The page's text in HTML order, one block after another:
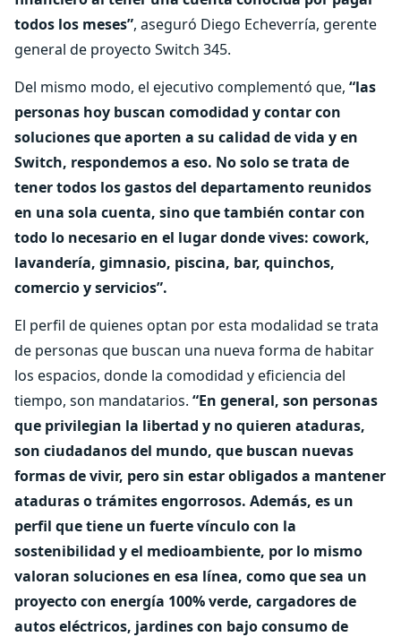
todos los meses”, aseguró Diego Echeverría, gerente
general de proyecto Switch 345.
Del mismo modo, el ejecutivo complementó que, “las
personas hoy buscan comodidad y contar con
soluciones que aporten a su calidad de vida y en
Switch, respondemos a eso. No solo se trata de
tener todos los gastos del departamento reunidos
en una sola cuenta, sino que también contar con
todo lo necesario en el lugar donde vives: cowork,
lavandería, gimnasio, piscina, bar, quinchos,
comercio y servicios”.
El perfil de quienes optan por esta modalidad se trata
de personas que buscan una nueva forma de habitar
los espacios, donde la comodidad y eficiencia del
tiempo, son mandatarios. “En general, son personas
que privilegian la libertad y no quieren ataduras,
son ciudadanos del mundo, que buscan nuevas
formas de vivir, pero sin estar obligados a mantener
ataduras o trámites engorrosos. Además, es un
perfil que tiene un fuerte vínculo con la
sostenibilidad y el medioambiente, por lo mismo
valoran soluciones en esa línea, como que sea un
proyecto con energía 100% verde, cargadores de
autos eléctricos, jardines con bajo consumo de